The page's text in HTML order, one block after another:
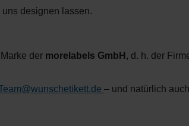
designen lassen.
der morelabels GmbH , d. h. der
– und natürlich